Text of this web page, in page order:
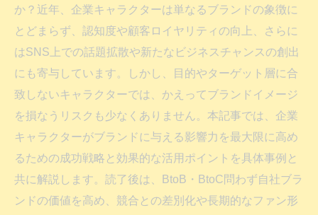
か？近年、企業キャラクターは単なるブランドの象徴に
とどまらず、認知度や顧客ロイヤリティの向上、さらに
はSNS上での話題拡散や新たなビジネスチャンスの創出
にも寄与しています。しかし、目的やターゲット層に合
致しないキャラクターでは、かえってブランドイメージ
を損なうリスクも少なくありません。本記事では、企業
キャラクターがブランドに与える影響力を最大限に高め
るための成功戦略と効果的な活用ポイントを具体事例と
共に解説します。読了後は、BtoB・BtoC問わず自社ブラ
ンドの価値を高め、競合との差別化や長期的なファン形